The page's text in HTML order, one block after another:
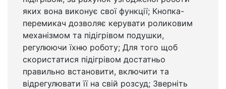
яких вона виконує свої функції; Кнопка-
перемикач дозволяє керувати роликовим
механізмом та підігрівом подушки,
регулюючи їхню роботу; Для того щоб
скористатися підігрівом достатньо
правильно встановити, включити та
відрегулювати її на свій розсуд; Зверніть